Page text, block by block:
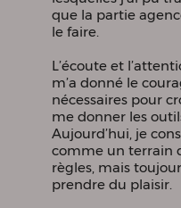
que la partie
le faire.
L’écoute et
m’a donné le
nécessaires pour
me donner les
Aujourd’hui, je
comme un terrain
règles, mais
prendre du plaisir.